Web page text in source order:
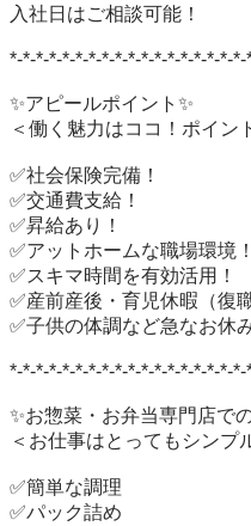
入社日はご相談可能！
*-*-*-*-*-*-*-*-*-*-*-*-*-*-*-*-*-
✨アピールポイント✨
＜働く魅力はココ！ポイン
✅社会保険完備！
✅交通費支給！
✅昇給あり！
✅アットホームな職場環境！
✅スキマ時間を有効活用！
✅産前産後・育児休暇（復
✅子供の体調など急なお休
*-*-*-*-*-*-*-*-*-*-*-*-*-*-*-*-*-
✨お惣菜・お弁当専門店で
＜お仕事はとってもシンプ
✅簡単な調理
✅パック詰め